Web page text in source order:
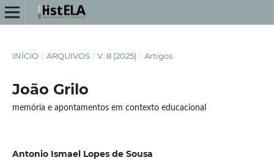
INÍCIO / ARQUIVOS / V. 8 (2025) / Artigos
João Grilo
memória e apontamentos em contexto educacional
Antonio Ismael Lopes de Sousa